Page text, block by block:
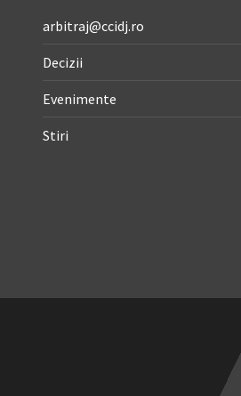
arbitraj@ccidj.ro
Decizii
Evenimente
Stiri